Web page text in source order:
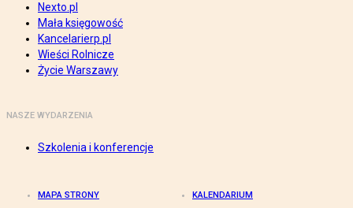
Nexto.pl
Mała księgowość
Kancelarierp.pl
Wieści Rolnicze
Życie Warszawy
NASZE WYDARZENIA
Szkolenia i konferencje
MAPA STRONY KALENDARIUM